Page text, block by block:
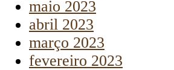
maio 2023
abril 2023
março 2023
fevereiro 2023